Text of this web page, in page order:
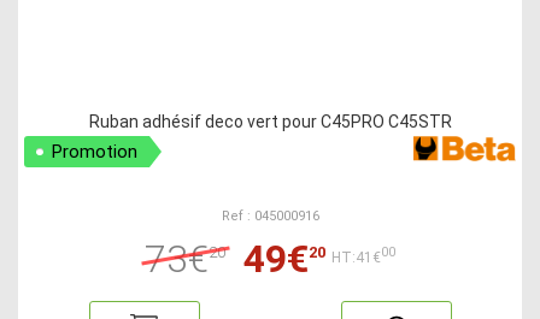
Ruban adhésif deco vert pour C45PRO C45STR
Promotion
Ref : 045000916
73€20 49€20 HT:41€00